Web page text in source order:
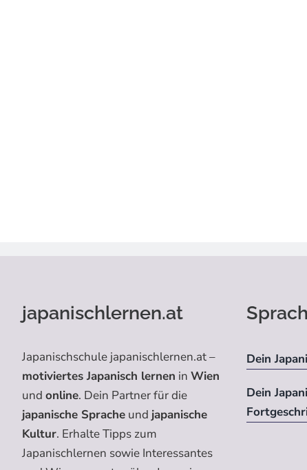
japanischlernen.at
Japanischschule japanischlernen.at –
motiviertes Japanisch lernen in Wien
und online. Dein Partner für die
japanische Spracheund japanische
Kultur. Erhalte Tipps zum
Japanischlernen sowie Interessantes
Dein
Dein